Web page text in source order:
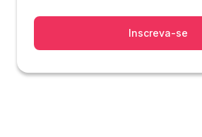
Inscreva-se